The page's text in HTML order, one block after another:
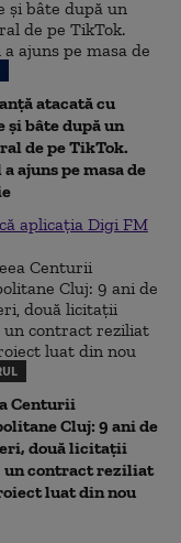
atacată cu
și bâte după un
de pe TikTok.
ajuns pe masa de
aplicația Digi FM
Centurii
Cluj: 9 ani de
două licitații
un contract reziliat
luat din nou